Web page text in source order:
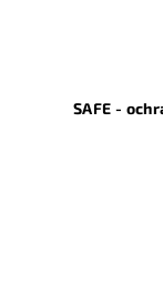
SAFE -